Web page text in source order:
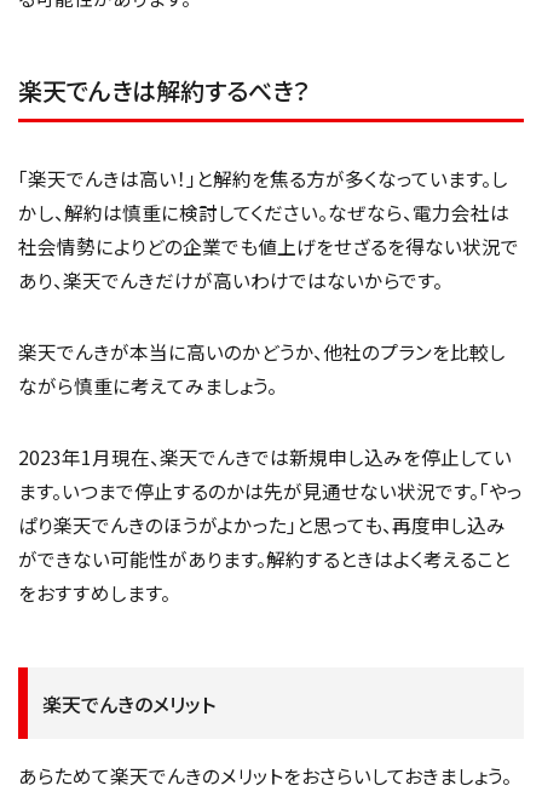
楽天でんきは解約するべき？
「楽天でんきは高い！」と解約を焦る方が多くなっています。し
かし、解約は慎重に検討してください。なぜなら、電力会社は
社会情勢によりどの企業でも値上げをせざるを得ない状況で
あり、楽天でんきだけが高いわけではないからです。
楽天でんきが本当に高いのかどうか、他社のプランを比較し
ながら慎重に考えてみましょう。
2023年1月現在、楽天でんきでは新規申し込みを停止してい
ます。いつまで停止するのかは先が見通せない状況です。「やっ
ぱり楽天でんきのほうがよかった」と思っても、再度申し込み
ができない可能性があります。解約するときはよく考えること
をおすすめします。
楽天でんきのメリット
あらためて楽天でんきのメリットをおさらいしておきましょう。